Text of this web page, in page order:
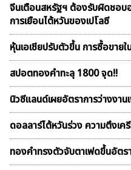
จีนเตือนสหรัฐฯ ต้องรับผิดชอบ
การเยือนไต้หวันของเปโลซี
หุ้นเอเชียปรับตัวขึ้น การซื้อขาย
สปอตทองคำทะลุ 1800 จุด!!
นิวซีแลนด์เผยอัตราการว่างงาน
ดอลลาร์ไต้หวันร่วง ความตึงเค
ทองคำทรงตัวจับตาเฟดขึ้นอัตร